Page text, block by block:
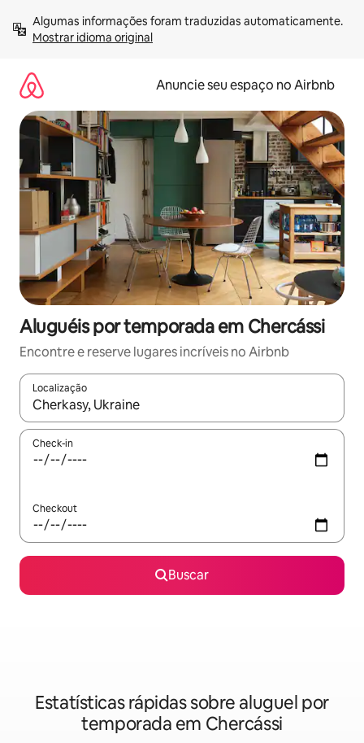
para
Mostrar idioma original
Anuncie seu espaço no Airbnb
Aluguéis por temporada em Chercássi
Encontre e reserve lugares incríveis no Airbnb
Localização
Quando os resultados estiverem disponíveis, explore-os
Check-in
Checkout
Buscar
Estatísticas rápidas sobre aluguel por
temporada em Chercássi